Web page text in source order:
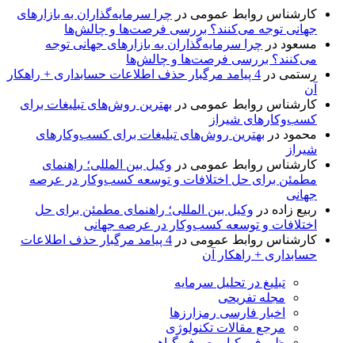
کارشناس روابط عمومی در چرا سرمایه‌گذاران به بازارهای
جهانی توجه می‌کنند؟ بررسی فرصت‌ها و چالش‌ها
مسعود در چرا سرمایه‌گذاران به بازارهای جهانی توجه
می‌کنند؟ بررسی فرصت‌ها و چالش‌ها
رستمی در
4 پیامد مرگبار حذف اطلاعات حسابداری + راهکار
آن
کارشناس روابط عمومی در بهترین روش‌های تبلیغات برای
کسب‌وکارهای شیراز
محمود در بهترین روش‌های تبلیغات برای کسب‌وکارهای
شیراز
کارشناس روابط عمومی در وکیل بین المللی؛ راهنمای
مطمئن برای حل اختلافات و توسعه کسب‌وکار در عرصه
جهانی
ربیع زاده در وکیل بین المللی؛ راهنمای مطمئن برای حل
اختلافات و توسعه کسب‌وکار در عرصه جهانی
کارشناس روابط عمومی در
4 پیامد مرگبار حذف اطلاعات
حسابداری + راهکار آن
تبلیغ در تحلیل سرمایه
مجله تفریحی
اخبار فارسی رمزارزها
مرجع مقالات تکنولوژی